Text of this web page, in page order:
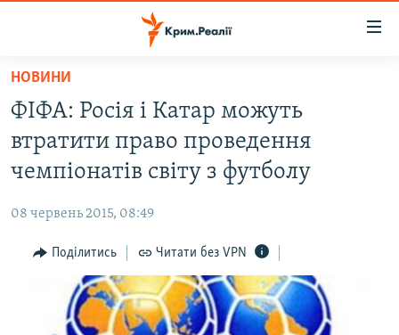
Перейти
основного
матеріалу
Перейти
основної
навігації
Перейти
ВІДЕО ТА ФОТО
БЛОГИ
ПОГЛЯД
ІНТЕРВ'Ю
ВСЕ ЗА ДЕНЬ
НОВИНИ
ФІФА: Росія і Катар можуть
втратити право проведення
чемпіонатів світу з футболу
08 червень 2015, 08:49
Поділитись Читати без VPN